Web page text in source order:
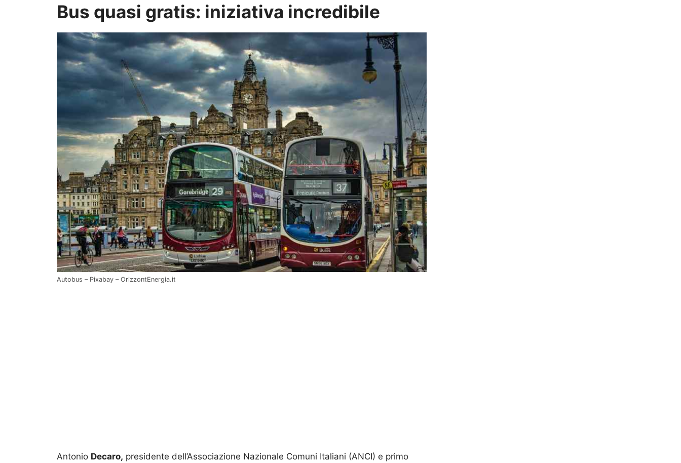
Bus quasi gratis: iniziativa incredibile
Autobus – Pixabay – OrizzontEnergia.it
Antonio Decaro, presidente dell’Associazione Nazionale Comuni Italiani (ANCI) e primo